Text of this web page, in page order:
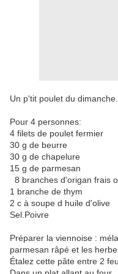
Un p'tit poulet du
Pour 4 personnes:
4 filets de poulet fermier
30 g de beurre
30 g de chapelure
15 g de parmesan
8 branches d'origan frais
1 branche de thym
2 c à soupe d huile d'olive
Sel.Poivre
Préparer la viennoise :
parmesan râpé et les
Étalez cette pâte entre 2